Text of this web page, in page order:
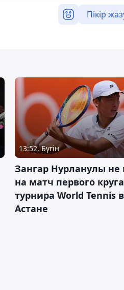
Пікір
13:52, Бүгін
Зангар Нурланулы
на матч первого круга
турнира World Tennis в
Астане